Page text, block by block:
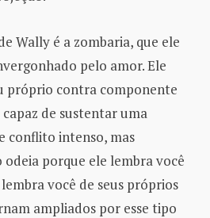
Wally é a zombaria, que ele
pelo amor. Ele
próprio contra componente
de sustentar uma
conflito intenso, mas
odeia porque ele lembra você
você de seus próprios
ampliados por esse tipo